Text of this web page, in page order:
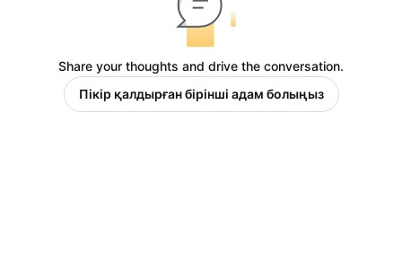
Share your thoughts and drive the conversation.
Пікір қалдырған бірінші адам болыңыз